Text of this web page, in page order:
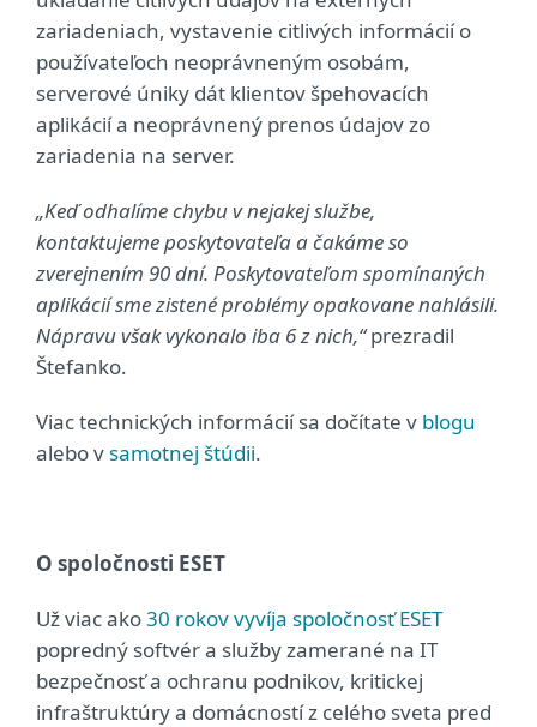
zariadeniach, vystavenie citlivých informácií o
používateľoch neoprávneným osobám,
serverové úniky dát klientov špehovacích
aplikácií a neoprávnený prenos údajov zo
zariadenia na server.
„Keď odhalíme chybu v nejakej službe,
kontaktujeme poskytovateľa a čakáme so
zverejnením 90 dní. Poskytovateľom spomínaných
aplikácií sme zistené problémy opakovane nahlásili.
Nápravu však vykonalo iba 6 z nich,“prezradil
Štefanko.
Viac technických informácií sa dočítate v blogu
alebo vsamotnej štúdii.
O spoločnosti ESET
Už viac ako30 rokov vyvíja spoločnosť ESET
popredný softvér a služby zamerané na IT
bezpečnosť a ochranu podnikov, kritickej
infraštruktúry a domácností z celého sveta pred